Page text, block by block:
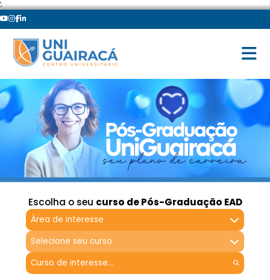
';
Escolha o seu curso de Pós-Graduação EAD
Área de interesse
Selecione seu curso